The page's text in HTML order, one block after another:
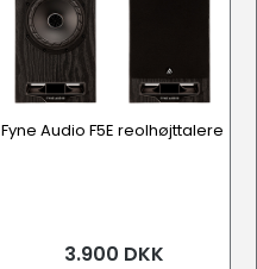
Fyne Audio F5E reolhøjttalere
3.900 DKK